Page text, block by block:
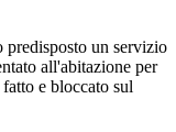
un servizio
all'abitazione per
e bloccato sul